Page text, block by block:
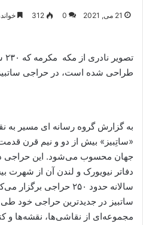
21 می, 2021 0
312 خواندن
طراحی شده است، در حراجی
به گزارش گروه رسانه ای مسیر به
«ساتِبیز» بیش از دو و نیم قرن
دفاتر نیویورک و لندن آن از شهرت
سالانه حدود ۲۵۰ حراجی برگزار می‌کند.
ساتبیز در جدیدترین حراجی خود
مجموعه‌ای از نقاشی‌ها، نقشه‌ها و